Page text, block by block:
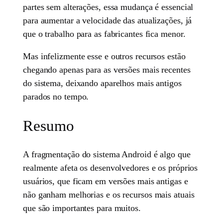
partes sem alterações, essa mudança é essencial
para aumentar a velocidade das atualizações, já
que o trabalho para as fabricantes fica menor.
Mas infelizmente esse e outros recursos estão
chegando apenas para as versões mais recentes
do sistema, deixando aparelhos mais antigos
parados no tempo.
Resumo
A fragmentação do sistema Android é algo que
realmente afeta os desenvolvedores e os próprios
usuários, que ficam em versões mais antigas e
não ganham melhorias e os recursos mais atuais
que são importantes para muitos.